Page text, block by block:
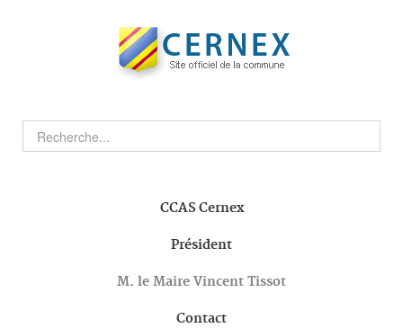
CCASCernex
Président
M. le Maire Vincent Tissot
Contact